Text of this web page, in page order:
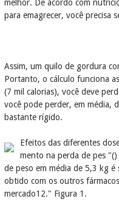
melhor. De acordo com
para emagrecer, você precisa
Assim, um quilo de gordura
Portanto, o cálculo funciona
(7 mil calorias), você deve
você pode perder, em média,
bastante rígido.
Efeitos das diferentes
mento na perda de pes
de peso em média de 5,3 kg
obtido com os outros
mercado12." Figura 1.